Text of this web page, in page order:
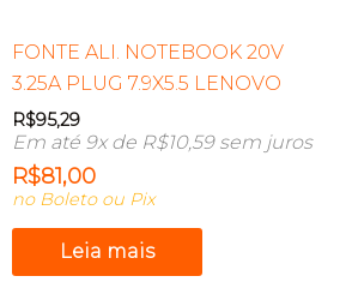
FONTE ALI. NOTEBOOK 20V
3.25A PLUG 7.9X5.5 LENOVO
R$95,29
Em até 9x de R$10,59sem juros
R$81,00
no Boleto ou Pix
Leia mais